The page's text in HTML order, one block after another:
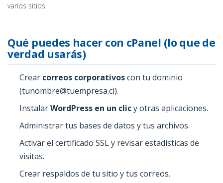
varios sitios.
Qué puedes hacer con cPanel (lo que de
verdad usarás)
Crear correos corporativoscon tu dominio
(tunombre@tuempresa.cl).
InstalarWordPress en un clicy otras aplicaciones.
Administrar tus bases de datos y tus archivos.
Activar el certificado SSL y revisar estadísticas de
visitas.
Crear respaldos de tu sitio y tus correos.